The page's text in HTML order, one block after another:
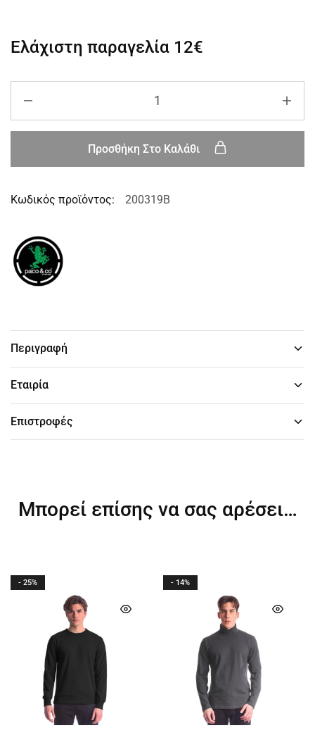
Ελάχιστη παραγελία 12€
Προσθήκη Στο Καλάθι
Κωδικός προϊόντος: 200319B
Περιγραφή
Εταιρία
Επιστροφές
Μπορεί επίσης να σας αρέσει…
- 25% - 14%